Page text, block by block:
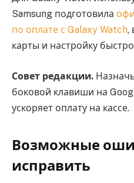
Samsung подготовила
по оплате с Galaxy Watch,
карты и настройку
Совет редакции.
боковой клавиши на
ускоряет оплату на кассе.
Возможные
исправить